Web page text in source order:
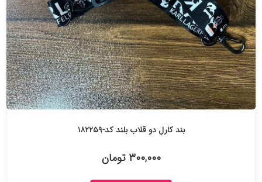
بند کارل دو قلاب بلند کد-۱۸۲۲۵۹
۳۰۰,۰۰۰ تومان